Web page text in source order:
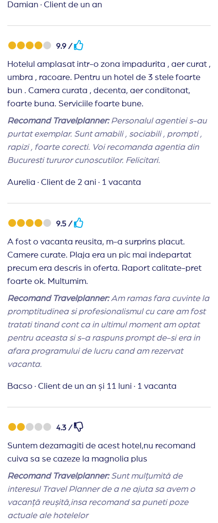
Damian · Client de un an
9.9 /
Hotelul amplasat intr-o zona impadurita , aer curat ,
umbra , racoare. Pentru un hotel de 3 stele foarte
bun . Camera curata , decenta, aer conditonat,
foarte buna. Serviciile foarte bune.
Recomand Travelplanner:Personalul agentiei s-au
purtat exemplar. Sunt amabili , sociabili , prompti ,
rapizi , foarte corecti. Voi recomanda agentia din
Bucuresti tururor cunoscutilor. Felicitari.
Aurelia · Client de 2 ani · 1 vacanta
9.5 /
A fost o vacanta reusita, m-a surprins placut.
Camere curate. Plaja era un pic mai indepartat
precum era descris in oferta. Raport calitate-pret
foarte ok. Multumim.
Recomand Travelplanner:Am ramas fara cuvinte la
promptitudinea si profesionalismul cu care am fost
tratati tinand cont ca in ultimul moment am optat
pentru aceasta si s-a raspuns prompt de-si era in
afara programului de lucru cand am rezervat
vacanta.
Bacso · Client de un an și 11 luni · 1 vacanta
4.3 /
Suntem dezamagiti de acest hotel,nu recomand
cuiva sa se cazeze la magnolia plus
Recomand Travelplanner:Sunt mulțumită de
interesul Travel Planner de a ne ajuta sa avem o
vacanță reușită,insa recomand sa puneti poze
actuale ale hotelelor